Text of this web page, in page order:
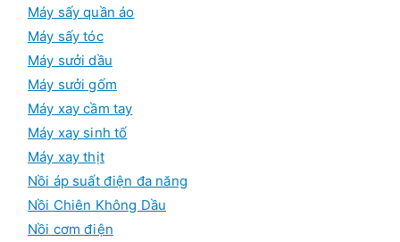
Máy sấy quần áo
Máy sấy tóc
Máy sưởi dầu
Máy sưởi gốm
Máy xay cầm tay
Máy xay sinh tố
Máy xay thịt
Nồi áp suất điện đa năng
Nồi Chiên Không Dầu
Nồi cơm điện